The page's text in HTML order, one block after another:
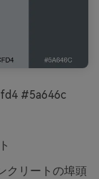
#5a646c
クリートの埠頭